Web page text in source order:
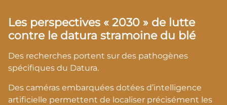
Les perspectives « 2030 » de lutte
contre le datura stramoine du blé
Des recherches portent sur des pathogènes
spécifiques du Datura.
Des caméras embarquées dotées d’intelligence
artificielle permettent de localiser précisément les